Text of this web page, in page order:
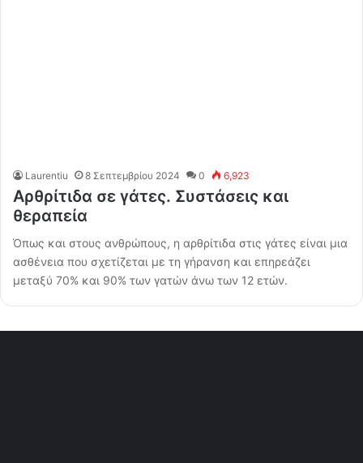
Laurentiu 8 Σεπτεμβρίου 2024 0 6,923
Αρθρίτιδα σε γάτες. Συστάσεις και
θεραπεία
Όπως και στους ανθρώπους, η αρθρίτιδα στις γάτες είναι μια
ασθένεια που σχετίζεται με τη γήρανση και επηρεάζει
μεταξύ 70% και 90% των γατών άνω των 12 ετών.